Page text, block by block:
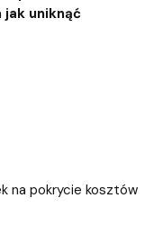
uniknąć
na pokrycie kosztów